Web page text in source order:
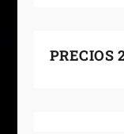
PRECIOS